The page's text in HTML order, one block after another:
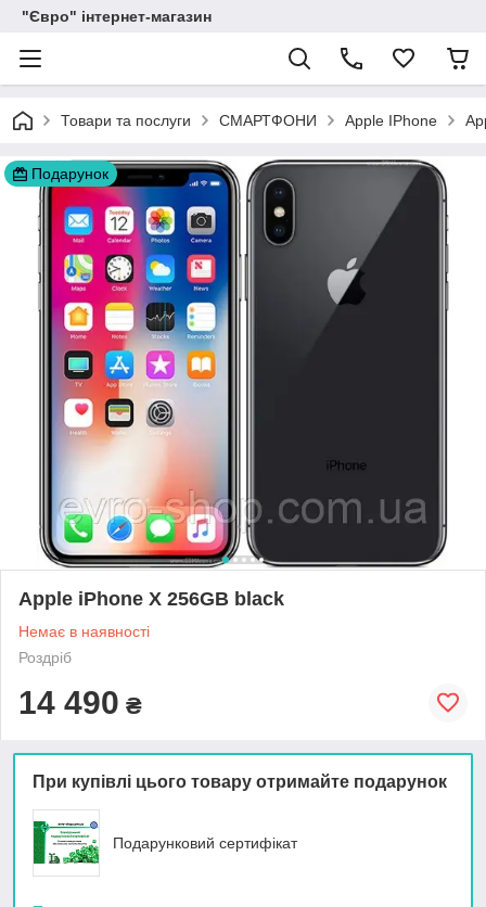
"Євро" інтернет-магазин
Товари та послуги СМАРТФОНИ Apple IPhone
Подарунок
Apple iPhone X 256GB black
Немає в наявності
Роздріб
14 490 ₴
При купівлі цього товару отримайте подарунок
Подарунковий сертифікат